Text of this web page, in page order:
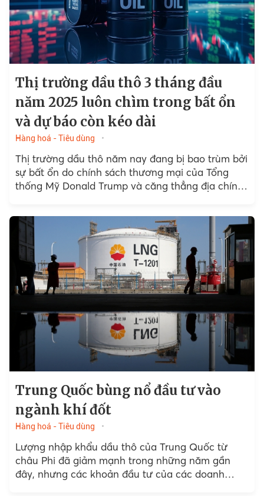
Thị trường dầu thô 3 tháng đầu
năm 2025 luôn chìm trong bất ổn
và dự báo còn kéo dài
Hàng hoá - Tiêu dùng
Thị trường dầu thô năm nay đang bị bao trùm bởi
sự bất ổn do chính sách thương mại của Tổng
thống Mỹ Donald Trump và căng thẳng địa chính
Trung Quốc bùng nổ đầu tư vào
ngành khí đốt
Hàng hoá - Tiêu dùng
Lượng nhập khẩu dầu thô của Trung Quốc từ
châu Phi đã giảm mạnh trong những năm gần
đây, nhưng các khoản đầu tư của các doanh